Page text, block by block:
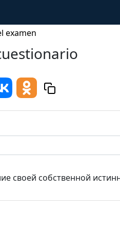
examen
своей собственной